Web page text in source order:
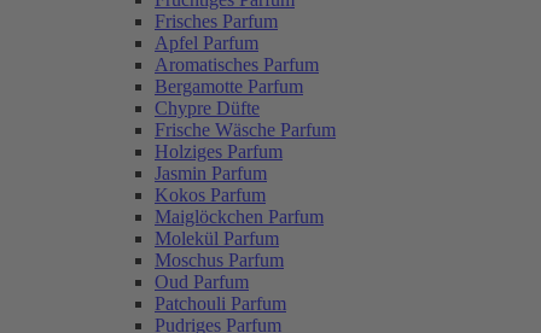
Frisches Parfum
Apfel Parfum
Aromatisches Parfum
Bergamotte Parfum
Chypre Düfte
Frische Wäsche Parfum
Holziges Parfum
Jasmin Parfum
Kokos Parfum
Maiglöckchen Parfum
Molekül Parfum
Moschus Parfum
Oud Parfum
Patchouli Parfum
Pudriges Parfum